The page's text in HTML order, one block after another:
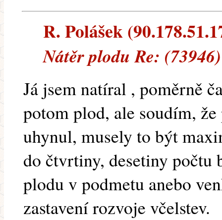
R. Polášek
Nátěr plodu Re: (73946)
Já jsem natíral , poměrně
potom plod, ale soudím,
uhynul, musely to být
do čtvrtiny, desetiny počtu
plodu v podmetu anebo
zastavení rozvoje včelstev.